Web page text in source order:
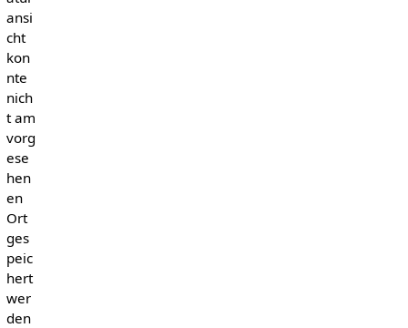
ansi
cht
kon
nte
nich
t am
vorg
ese
hen
en
Ort
ges
peic
hert
wer
den